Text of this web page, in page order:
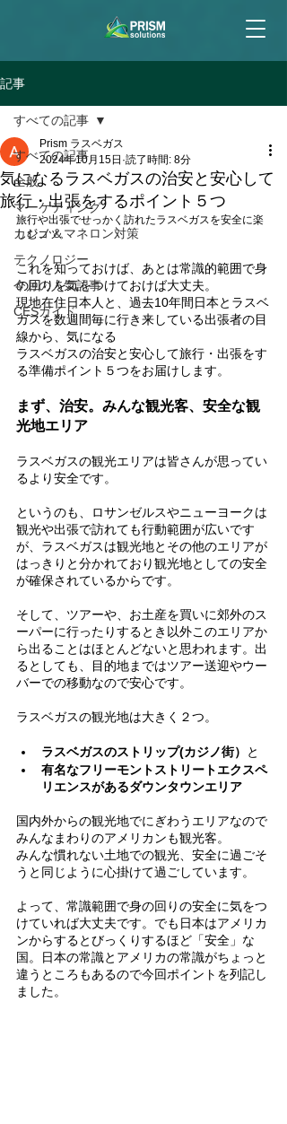
記事
すべての記事
全般
マーケティング
カジノ＆マネロン対策
テクノロジー
今月の人気記事
CESガイド
すべての記事
気になるラスベガスの治安と安心して
旅行・出張をするポイント５つ
Prism ラスベガス
2024年10月15日 読了時間: 8分
旅行や出張でせっかく訪れたラスベガスを安全に楽
しむコツ。
これを知っておけば、あとは常識的範囲で身
の回りを気をつけておけば大丈夫。
現地在住日本人と、過去10年間日本とラスベ
ガスを数週間毎に行き来している出張者の目
線から、気になる
ラスベガスの治安と安心して旅行・出張をす
る準備ポイント５つをお届けします。
まず、治安。みんな観光客、安全な観
光地エリア
ラスベガスの観光エリアは皆さんが思ってい
るより安全です。
というのも、ロサンゼルスやニューヨークは
観光や出張で訪れても行動範囲が広いです
が、ラスベガスは観光地とその他のエリアが
はっきりと分かれており観光地としての安全
が確保されているからです。
そして、ツアーや、お土産を買いに郊外のス
ーパーに行ったりするとき以外このエリアか
ら出ることはほとんどないと思われます。出
るとしても、目的地まではツアー送迎やウー
バーでの移動なので安心です。
ラスベガスの観光地は大きく２つ。
ラスベガスのストリップ(カジノ街）
と
有名なフリーモントストリートエクスペ
リエンスがあるダウンタウンエリア
国内外からの観光地でにぎわうエリアなので
みんなまわりのアメリカンも観光客。
みんな慣れない土地での観光、安全に過ごそ
うと同じように心掛けて過ごしています。
よって、常識範囲で身の回りの安全に気をつ
けていれば大丈夫です。でも日本はアメリカ
ンからするとびっくりするほど「安全」な
国。日本の常識とアメリカの常識がちょっと
違うところもあるので今回ポイントを列記し
ました。